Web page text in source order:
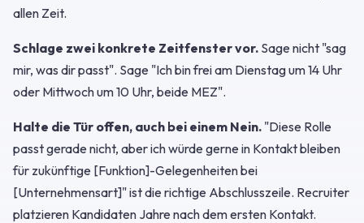
allen Zeit.
Schlage zwei konkrete Zeitfenster vor. Sage nicht "sag
mir, was dir passt". Sage "Ich bin frei am Dienstag um 14 Uhr
oder Mittwoch um 10 Uhr, beide MEZ".
Halte die Tür offen, auch bei einem Nein. "Diese Rolle
passt gerade nicht, aber ich würde gerne in Kontakt bleiben
für zukünftige [Funktion]-Gelegenheiten bei
[Unternehmensart]" ist die richtige Abschlusszeile. Recruiter
platzieren Kandidaten Jahre nach dem ersten Kontakt.